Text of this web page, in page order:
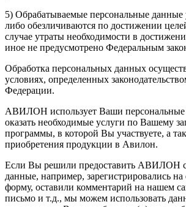
5) Обрабатываемые персональные данные
либо обезличиваются по достижении
случае утраты необходимости в
иное не предусмотрено Федеральным
Обработка персональных данных
условиях, определенных
Федерации.
АВИЛОН использует Ваши персональные
оказать необходимые услуги по Вашему
программы, в которой Вы участвуете, а
приобретения продукции в Авилон.
Если Вы решили предоставить АВИЛОН
данные, например, зарегистрировались на
форму, оставили комментарий на нашем
письмо и т.д., мы можем использовать